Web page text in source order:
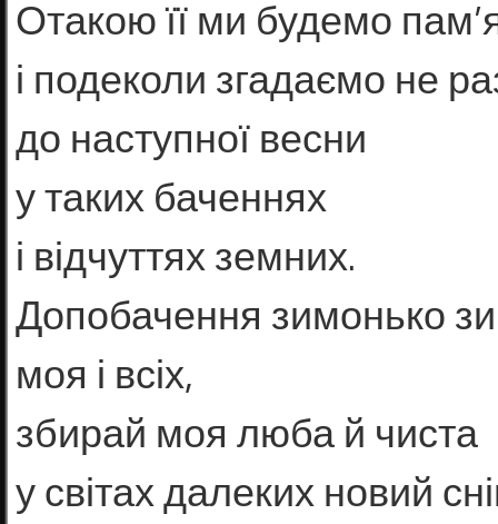
Отакою її ми будемо
і подеколи згадаємо не
до наступної весни
у таких баченнях
і відчуттях земних.
Допобачення зимонько
моя і всіх,
збирай моя люба й чиста
у світах далеких новий